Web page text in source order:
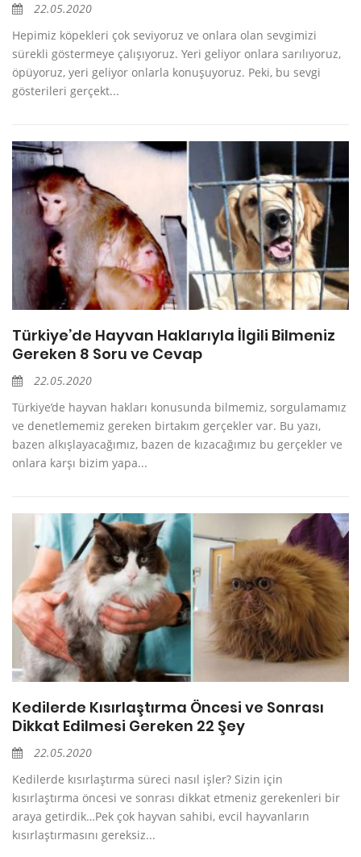
22.05.2020
Hepimiz köpekleri çok seviyoruz ve onlara olan sevgimizi
sürekli göstermeye çalışıyoruz. Yeri geliyor onlara sarılıyoruz,
öpüyoruz, yeri geliyor onlarla konuşuyoruz. Peki, bu sevgi
gösterileri gerçekt...
Türkiye’de Hayvan Haklarıyla İlgili Bilmeniz
Gereken 8 Soru ve Cevap
22.05.2020
Türkiye’de hayvan hakları konusunda bilmemiz, sorgulamamız
ve denetlememiz gereken birtakım gerçekler var. Bu yazı,
bazen alkışlayacağımız, bazen de kızacağımız bu gerçekler ve
onlara karşı bizim yapa...
Kedilerde Kısırlaştırma Öncesi ve Sonrası
Dikkat Edilmesi Gereken 22 Şey
22.05.2020
Kedilerde kısırlaştırma süreci nasıl işler? Sizin için
kısırlaştırma öncesi ve sonrası dikkat etmeniz gerekenleri bir
araya getirdik…Pek çok hayvan sahibi, evcil hayvanların
kısırlaştırmasını gereksiz...